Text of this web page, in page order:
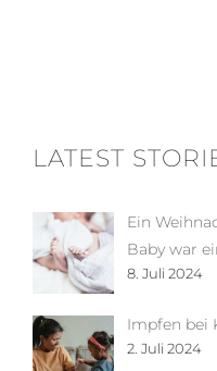
LATEST
Ein
Baby war
8. Juli 2024
Impfen bei
2. Juli 2024